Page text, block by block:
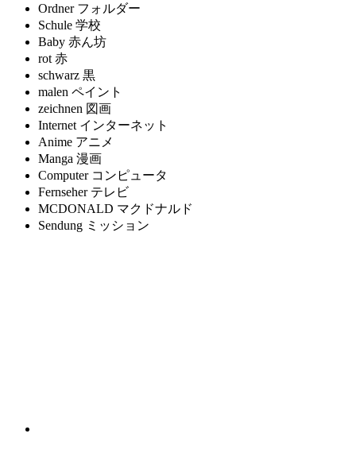
Ordner フォルダー
Schule 学校
Baby 赤ん坊
rot 赤
schwarz 黒
malen ペイント
zeichnen 図画
Internet インターネット
Anime アニメ
Manga 漫画
Computer コンピュータ
Fernseher テレビ
MCDONALD マクドナルド
Sendung ミッション